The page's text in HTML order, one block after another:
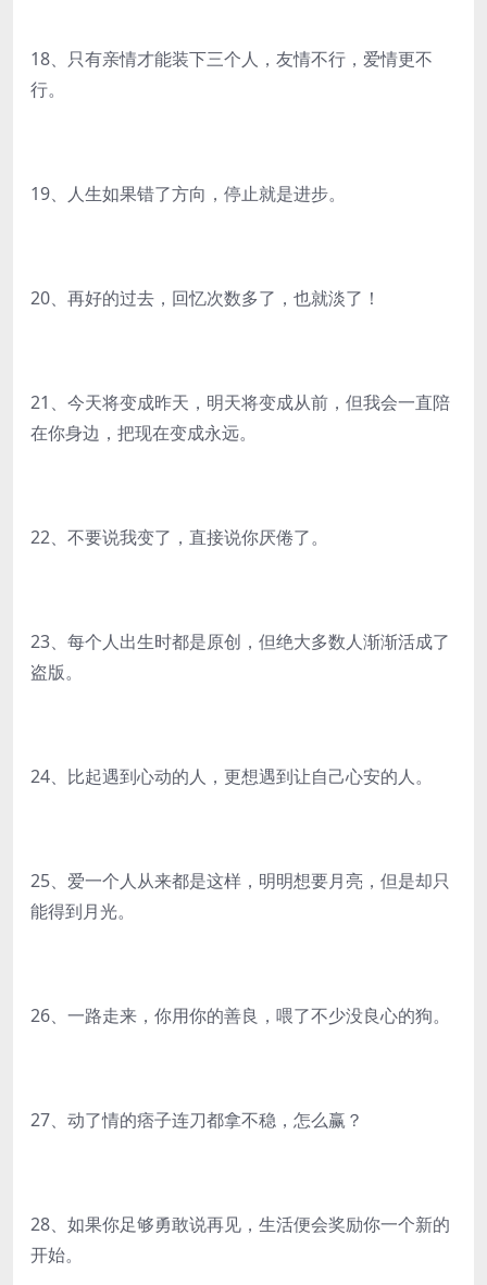
18、只有亲情才能装下三个人，友情不行，爱情更不
行。
19、人生如果错了方向，停止就是进步。
20、再好的过去，回忆次数多了，也就淡了！
21、今天将变成昨天，明天将变成从前，但我会一直陪
在你身边，把现在变成永远。
22、不要说我变了，直接说你厌倦了。
23、每个人出生时都是原创，但绝大多数人渐渐活成了
盗版。
24、比起遇到心动的人，更想遇到让自己心安的人。
25、爱一个人从来都是这样，明明想要月亮，但是却只
能得到月光。
26、一路走来，你用你的善良，喂了不少没良心的狗。
27、动了情的痞子连刀都拿不稳，怎么赢？
28、如果你足够勇敢说再见，生活便会奖励你一个新的
开始。